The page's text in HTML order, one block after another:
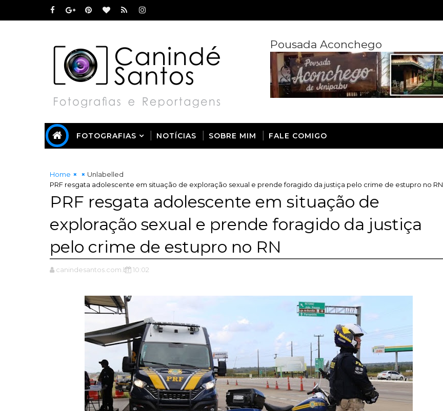
Pousada Aconchego
FOTOGRAFIAS NOTÍCIAS SOBRE MIM FALE COMIGO
Home
Unlabelled
PRF resgata adolescente em situação de exploração sexual e prende foragido da justiça pelo crime de estupro no RN
PRF resgata adolescente em situação de
exploração sexual e prende foragido da justiça
pelo crime de estupro no RN
canindesantos.com.br 10:02